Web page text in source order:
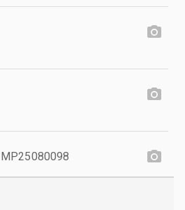
MP25080098